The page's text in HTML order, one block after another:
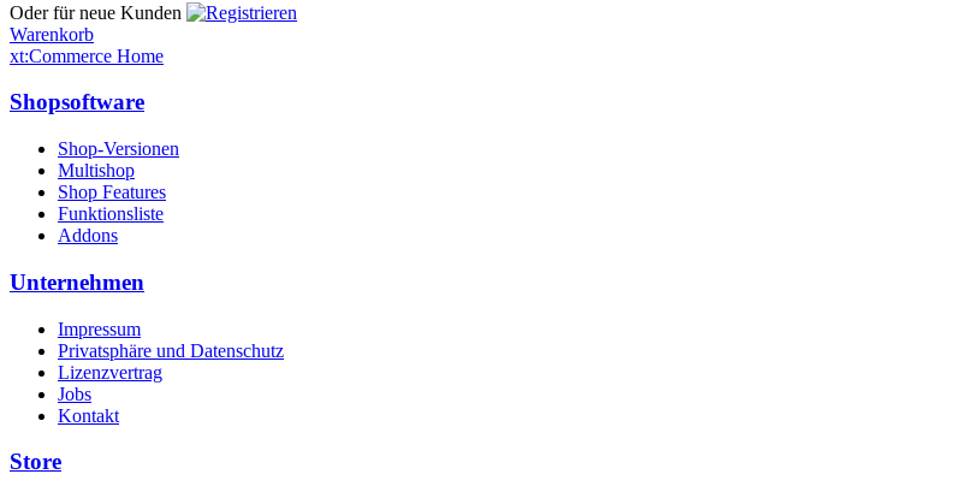
Oder für neue Kunden
Warenkorb
xt:Commerce Home
Shopsoftware
Shop-Versionen
Multishop
Shop Features
Funktionsliste
Addons
Unternehmen
Impressum
Privatsphäre und Datenschutz
Lizenzvertrag
Jobs
Kontakt
Store